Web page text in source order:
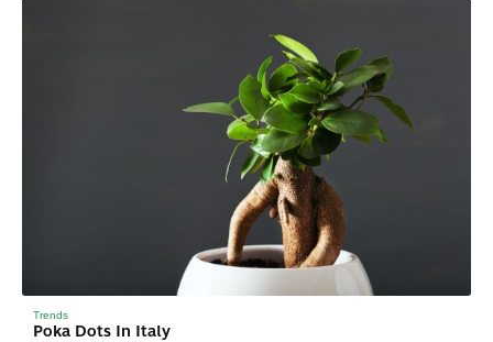
Trends
Poka Dots In Italy